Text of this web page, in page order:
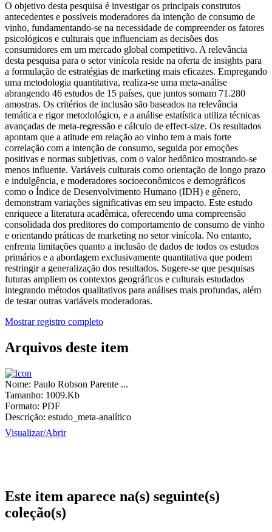
O objetivo desta pesquisa é investigar os principais construtos
antecedentes e possíveis moderadores da intenção de consumo de
vinho, fundamentando-se na necessidade de compreender os fatores
psicológicos e culturais que influenciam as decisões dos
consumidores em um mercado global competitivo. A relevância
desta pesquisa para o setor vinícola reside na oferta de insights para
a formulação de estratégias de marketing mais eficazes. Empregando
uma metodologia quantitativa, realiza-se uma meta-análise
abrangendo 46 estudos de 15 países, que juntos somam 71.280
amostras. Os critérios de inclusão são baseados na relevância
temática e rigor metodológico, e a análise estatística utiliza técnicas
avançadas de meta-regressão e cálculo de effect-size. Os resultados
apontam que a atitude em relação ao vinho tem a mais forte
correlação com a intenção de consumo, seguida por emoções
positivas e normas subjetivas, com o valor hedônico mostrando-se
menos influente. Variáveis culturais como orientação de longo prazo
e indulgência, e moderadores socioeconômicos e demográficos
como o Índice de Desenvolvimento Humano (IDH) e gênero,
demonstram variações significativas em seu impacto. Este estudo
enriquece a literatura acadêmica, oferecendo uma compreensão
consolidada dos preditores do comportamento de consumo de vinho
e orientando práticas de marketing no setor vinícola. No entanto,
enfrenta limitações quanto a inclusão de dados de todos os estudos
primários e a abordagem exclusivamente quantitativa que podem
restringir a generalização dos resultados. Sugere-se que pesquisas
futuras ampliem os contextos geográficos e culturais estudados
integrando métodos qualitativos para análises mais profundas, além
de testar outras variáveis moderadoras.
Mostrar registro completo
Arquivos deste item
Nome: Paulo Robson Parente ...
Tamanho: 1009.Kb
Formato: PDF
Descrição: estudo_meta-analítico
Visualizar/Abrir
Este item aparece na(s) seguinte(s)
coleção(s)